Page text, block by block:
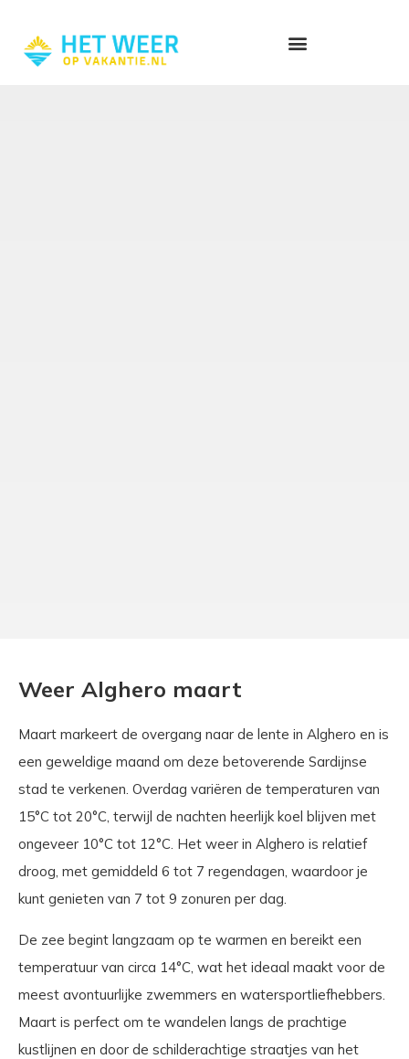
Weer Alghero maart
Maart markeert de overgang naar de lente in Alghero en is
een geweldige maand om deze betoverende Sardijnse
stad te verkenen. Overdag variëren de temperaturen van
15°C tot 20°C, terwijl de nachten heerlijk koel blijven met
ongeveer 10°C tot 12°C. Het weer in Alghero is relatief
droog, met gemiddeld 6 tot 7 regendagen, waardoor je
kunt genieten van 7 tot 9 zonuren per dag.
De zee begint langzaam op te warmen en bereikt een
temperatuur van circa 14°C, wat het ideaal maakt voor de
meest avontuurlijke zwemmers en watersportliefhebbers.
Maart is perfect om te wandelen langs de prachtige
kustlijnen en door de schilderachtige straatjes van het